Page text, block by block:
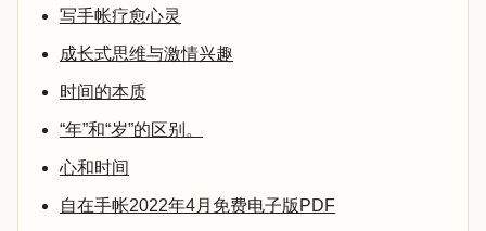
写手帐疗愈心灵
成长式思维与激情兴趣
时间的本质
“年”和“岁”的区别。
心和时间
自在手帐2022年4月免费电子版PDF